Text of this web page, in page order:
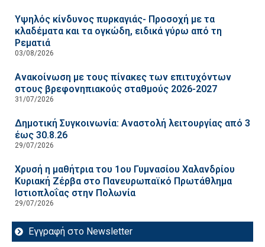
Υψηλός κίνδυνος πυρκαγιάς- Προσοχή με τα
κλαδέματα και τα ογκώδη, ειδικά γύρω από τη
Ρεματιά
03/08/2026
Ανακοίνωση με τους πίνακες των επιτυχόντων
στους βρεφονηπιακούς σταθμούς 2026-2027
31/07/2026
Δημοτική Συγκοινωνία: Αναστολή λειτουργίας από 3
έως 30.8.26
29/07/2026
Χρυσή η μαθήτρια του 1ου Γυμνασίου Χαλανδρίου
Κυριακή Ζέρβα στο Πανευρωπαϊκό Πρωτάθλημα
Ιστιοπλοΐας στην Πολωνία
29/07/2026
Εγγραφή στο Newsletter